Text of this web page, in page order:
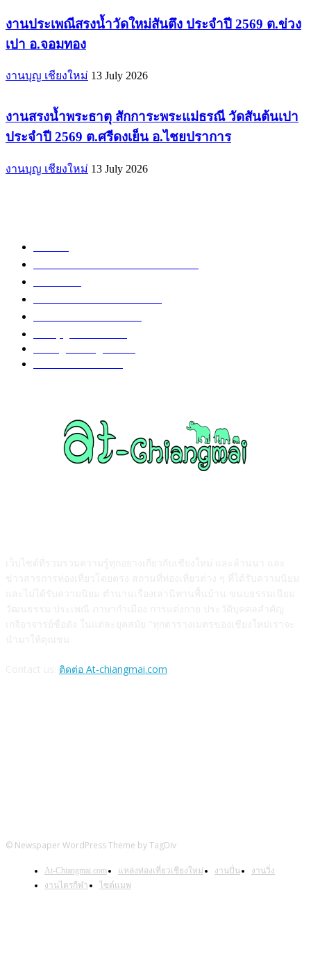
งานประเพณีสรงน้ำวัดใหม่สันตึง ประจำปี 2569 ต.ข่วง
เปา อ.จอมทอง
งานบุญ เชียงใหม่ 13 July 2026
งานสรงน้ำพระธาตุ สักการะพระแม่ธรณี วัดสันต้นเปา
ประจำปี 2569 ต.ศรีดงเย็น อ.ไชยปราการ
งานบุญ เชียงใหม่ 13 July 2026
ติดต่อ At-chiangmai.com
© Newspaper WordPress Theme by TagDiv
At-Chiangmai.com แหล่งท่องเที่ยวเชียงใหม่ งานปั่น
งานวิ่ง
งานไตรกีฬา
ไซต์แมพ